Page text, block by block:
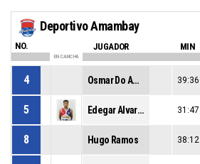
Deportivo Amambay
NO. JUGADOR MIN
EN CANCHA
4 Osmar Do Amaral 39:36
5 Edegar Alvarenga 31:47
8 Hugo Ramos 38:12